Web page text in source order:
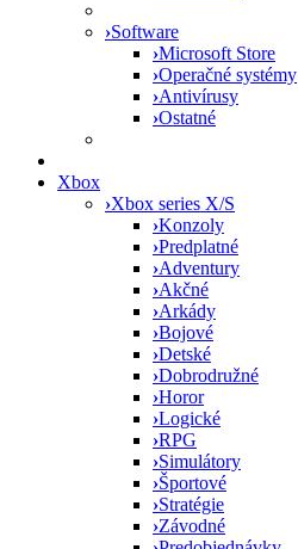
›Software
›Microsoft Store
›Operačné systémy
›Antivírusy
›Ostatné
Xbox
›Xbox series X/S
›Konzoly
›Predplatné
›Adventury
›Akčné
›Arkády
›Bojové
›Detské
›Dobrodružné
›Horor
›Logické
›RPG
›Simulátory
›Športové
›Stratégie
›Závodné